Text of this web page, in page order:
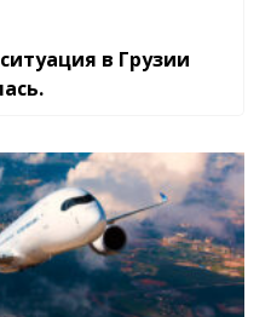
в Грузии